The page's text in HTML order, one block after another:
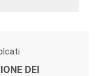
DEI